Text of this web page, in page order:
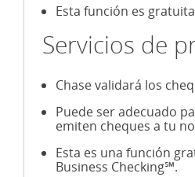
Esta función es
Servicios de
Chase validará los
Puede ser adecuado
emiten cheques a tu
Esta es una función
Business Checking℠.